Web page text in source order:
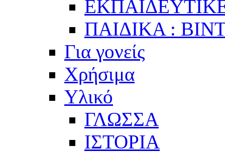
ΠΑΙΔΙΚΑ :
Για γονείς
Χρήσιμα
Υλικό
ΓΛΩΣΣΑ
ΙΣΤΟΡΙΑ